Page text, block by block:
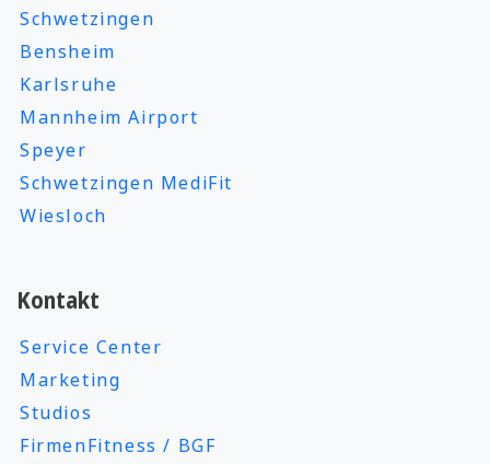
Schwetzingen
Bensheim
Karlsruhe
Mannheim Airport
Speyer
Schwetzingen MediFit
Wiesloch
Kontakt
Service Center
Marketing
Studios
FirmenFitness / BGF